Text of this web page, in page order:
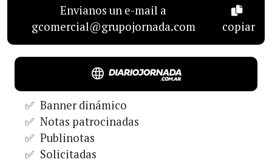
Envianos un e-mail a
gcomercial@grupojornada.com
copiar
Banner dinámico
Notas patrocinadas
Publinotas
Solicitadas